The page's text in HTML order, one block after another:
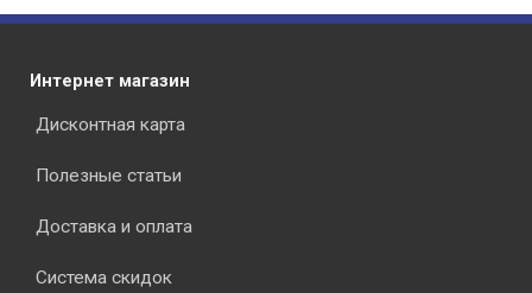
Интернет магазин
Дисконтная карта
Полезные статьи
Доставка и оплата
Система скидок